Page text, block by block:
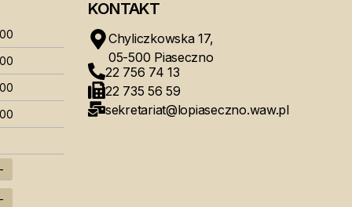
KONTAKT
Chyliczkowska 17,
05-500 Piaseczno
22 756 74 13
22 735 56 59
sekretariat@lopiaseczno.waw.pl